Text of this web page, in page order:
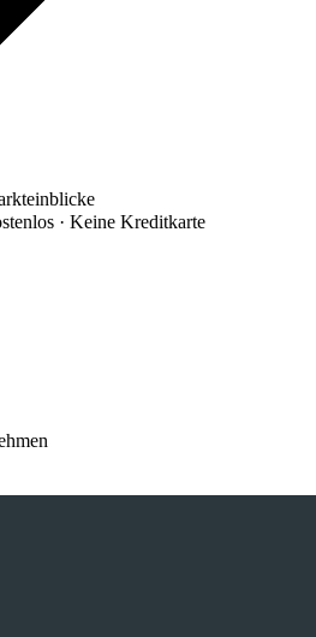
· Keine Kreditkarte